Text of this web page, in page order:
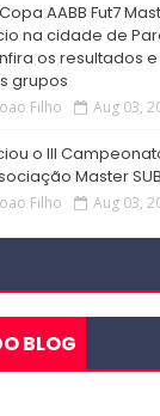
AABB Fut7
na cidade de
os resultados
grupos
Filho Aug 03,
o III
Master SUB
Filho Aug 03,
BLOG